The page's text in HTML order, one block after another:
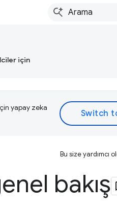
için
yapay zeka
Bu size yardımcı
bakış